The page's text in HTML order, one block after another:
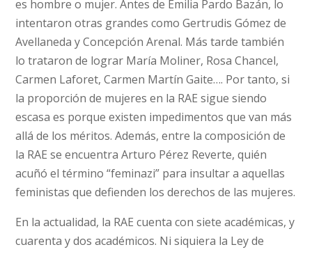
es hombre o mujer. Antes de Emilia Pardo Bazán, lo
intentaron otras grandes como Gertrudis Gómez de
Avellaneda y Concepción Arenal. Más tarde también
lo trataron de lograr María Moliner, Rosa Chancel,
Carmen Laforet, Carmen Martín Gaite…. Por tanto, si
la proporción de mujeres en la RAE sigue siendo
escasa es porque existen impedimentos que van más
allá de los méritos. Además, entre la composición de
la RAE se encuentra Arturo Pérez Reverte, quién
acuñó el término “feminazi” para insultar a aquellas
feministas que defienden los derechos de las mujeres.
En la actualidad, la RAE cuenta con siete académicas, y
cuarenta y dos académicos. Ni siquiera la Ley de